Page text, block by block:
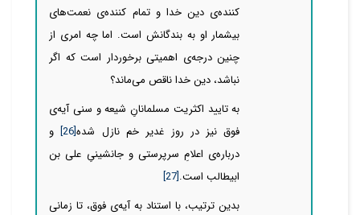
کننده‌ی دین خدا و تمام کننده‌ی نعمت‌‌‌‌های
بیشمار او به بندگانش است. اما چه امری از
چنین درجه‌ی اهمیتی برخوردار است که اگر
نباشد، دین خدا ناقصمی‌ماند؟
به تایید اکثریت مسلمانانِ شیعه و سنی آیه‌ی
فوق نیز در روز غدیر خم نازل شده[26]
و
درباره‌ی اعلامِ سرپرستی و جانشینیِ علی بن
ابیطالب است.[27]
بدین ترتیب، با استناد به آیه‌ی فوق، تا زمانی